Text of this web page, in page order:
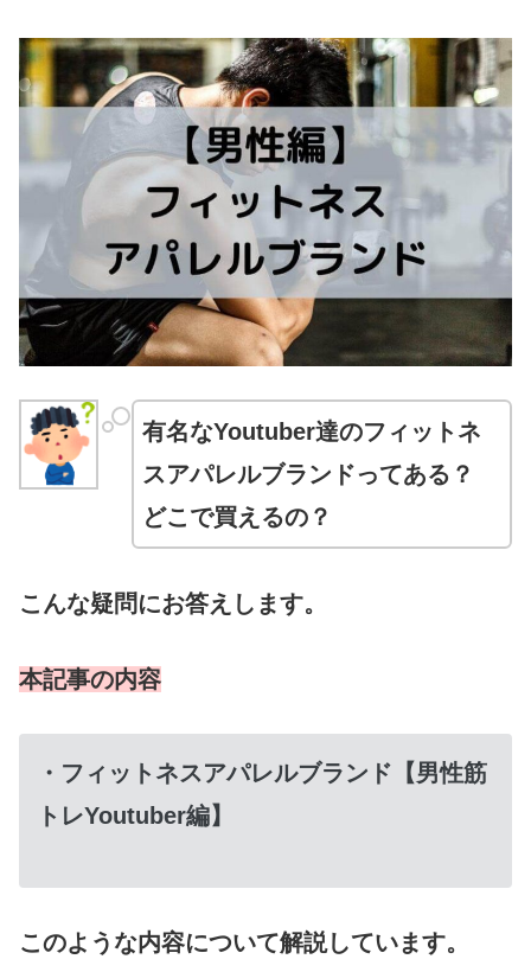
有名なYoutuber達のフィットネ
スアパレルブランドってある？
どこで買えるの？
こんな疑問にお答えします。
本記事の内容
・フィットネスアパレルブランド【男性筋
トレYoutuber編】
このような内容について解説しています。